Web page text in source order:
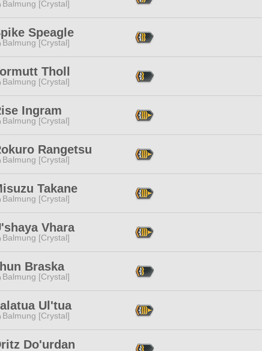
Balmung [Crystal]
Speagle
Balmung [Crystal]
Tholl
Balmung [Crystal]
Ingram
Balmung [Crystal]
Rangetsu
Balmung [Crystal]
Takane
Balmung [Crystal]
Vhara
Balmung [Crystal]
Braska
Balmung [Crystal]
Ul'tua
Balmung [Crystal]
Do'urdan